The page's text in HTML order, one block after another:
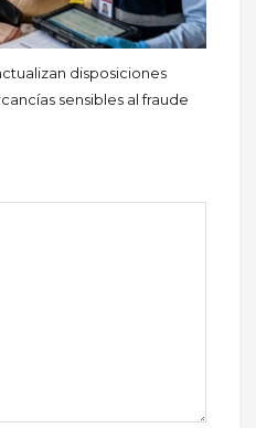
disposiciones
sensibles al fraude